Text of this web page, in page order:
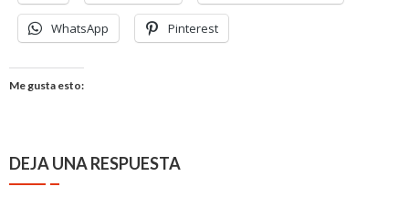
WhatsApp Pinterest
Me gusta esto:
DEJA UNA RESPUESTA